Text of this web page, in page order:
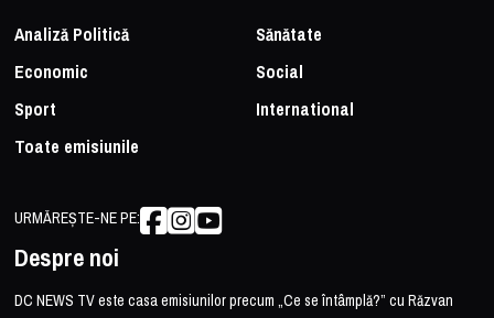
Analiză Politică
Sănătate
Economic
Social
Sport
International
Toate emisiunile
URMĂREȘTE-NE PE:
Despre noi
DC NEWS TV este casa emisiunilor precum „Ce se întâmplă?” cu Răzvan